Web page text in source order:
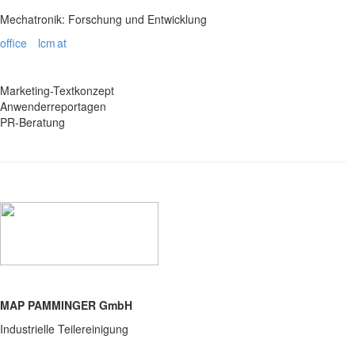
Mechatronik: Forschung und Entwicklung
office
lcmat
Marketing-Textkonzept
Anwenderreportagen
PR-Beratung
MAP PAMMINGER GmbH
Industrielle Teilereinigung